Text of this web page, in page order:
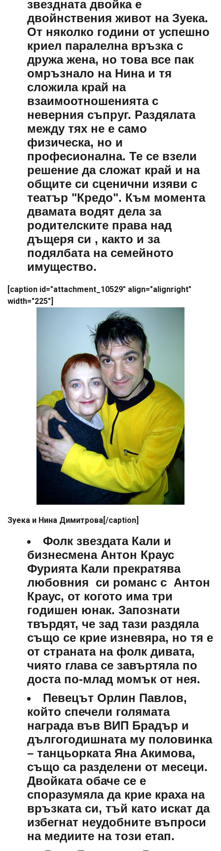
звездната двойка е
двойнствения живот на Зуека.
От няколко години от успешно
криел паралелна връзка с
дружа жена, но това все пак
омръзнало на Нина и тя
сложила край на
взаимоотношенията с
неверния съпруг. Раздялата
между тях не е само
физическа, но и
професионална. Те се взели
решение да сложат край и на
общите си сценични изяви с
театър "Кредо". Към момента
двамата водят дела за
родителските права над
дъщеря си , както и за
подялбата на семейното
имущество.
[caption id="attachment_10529" align="alignright"
width="225"]
Зуека и Нина Димитрова[/caption]
Фолк звездата Кали и
бизнесмена Антон Краус
Фурията Кали прекратява
любовния си романс с Антон
Краус, от когото има три
годишен юнак. Запознати
твърдят, че зад тази раздяла
също се крие изневяра, но тя е
от страната на фолк дивата,
чиято глава се завъртяла по
доста по-млад момък от нея.
Певецът Орлин Павлов,
който спечели голямата
награда във ВИП Брадър и
дългогодишната му половинка
– танцьорката Яна Акимова,
също са разделени от месеци.
Двойката обаче се е
споразумяла да крие краха на
връзката си, тъй като искат да
избегнат неудобните въпроси
на медиите на този етап.